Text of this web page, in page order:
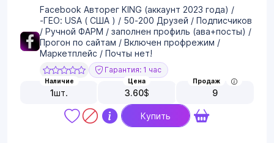
Facebook Авторег KING (аккаунт 2023 года) /
-ГЕО: USA ( США ) / 50-200 Друзей / Подписчиков
/ Ручной ФАРМ / заполнен профиль (ава+посты) /
Прогон по сайтам / Включен профрежим /
Маркетплейс / Почты нет!
Гарантия: 1 час
Наличие
1шт.
Цена
3.60$
Продаж
9
Купить